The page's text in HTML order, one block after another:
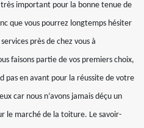
important pour la bonne tenue de
que vous pourrez longtemps hésiter
près de chez vous à
faisons partie de vos premiers choix,
pas en avant pour la réussite de votre
car nous n’avons jamais déçu un
le marché de la toiture. Le savoir-